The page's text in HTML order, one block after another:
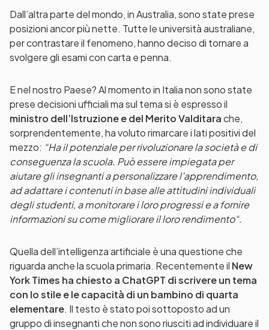
Dall’altra parte del mondo, in Australia, sono state prese
posizioni ancor più nette. Tutte le università australiane,
per contrastare il fenomeno, hanno deciso di tornare a
svolgere gli esami con carta e penna.
E nel nostro Paese? Al momento in Italia non sono state
prese decisioni ufficiali ma sul tema si è espresso il
ministro dell’Istruzione e del Merito Valditarache,
sorprendentemente, ha voluto rimarcare i lati positivi del
mezzo: “Ha il potenziale per rivoluzionare la società e di
conseguenza la scuola. Può essere impiegata per
aiutare gli insegnanti a personalizzare l’apprendimento,
ad adattare i contenuti in base alle attitudini individuali
degli studenti, a monitorare i loro progressi e a fornire
informazioni su come migliorare il loro rendimento“.
Quella dell’intelligenza artificiale è una questione che
riguarda anche la scuola primaria. Recentemente il New
York Times ha chiesto a ChatGPT di scrivere un tema
con lo stile e le capacità di un bambino di quarta
elementare. Il testo è stato poi sottoposto ad un
gruppo di insegnanti che non sono riusciti ad individuare il